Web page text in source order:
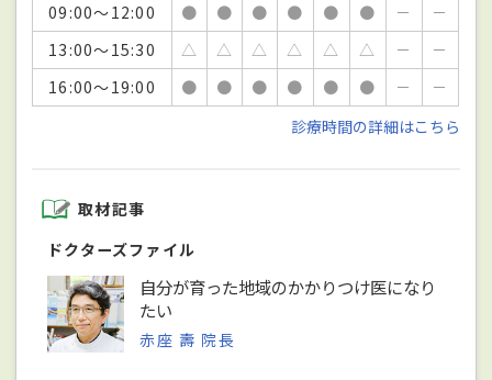
09:00～12:00
● ● ● ● ● ● －
－
13:00～15:30
△ △ △ △ △ △ －
－
16:00～19:00
● ● ● ● ● ● －
－
診療時間の詳細はこちら
取材記事
ドクターズファイル
自分が育った地域のかかりつけ医になり
たい
赤座 壽 院長